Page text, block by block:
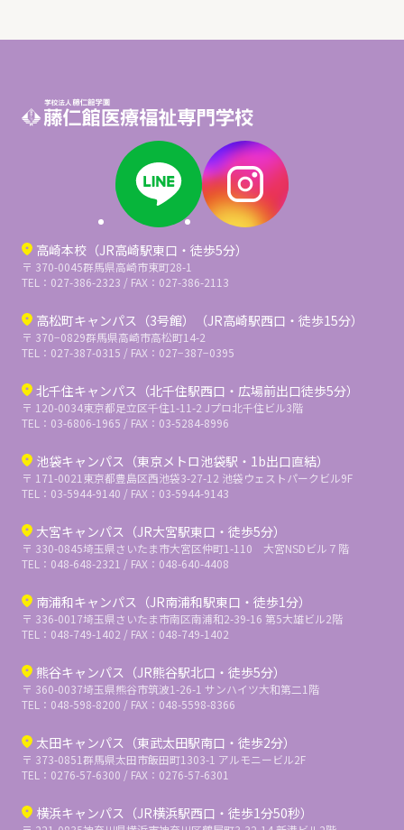
高崎本校（JR高崎駅東口・徒歩5分）
〒 370-0045群馬県高崎市東町28-1
TEL：027-386-2323 / FAX：027-386-2113
高松町キャンパス（3号館）（JR高崎駅西口・徒歩15分）
〒 370−0829群馬県高崎市高松町14-2
TEL：027-387-0315 / FAX：027−387−0395
北千住キャンパス（北千住駅西口・広場前出口徒歩5分）
〒 120-0034東京都足立区千住1-11-2 Jプロ北千住ビル3階
TEL：03-6806-1965 / FAX：03-5284-8996
池袋キャンパス（東京メトロ池袋駅・1b出口直結）
〒 171-0021 東京都豊島区西池袋3-27-12 池袋ウェストパークビル9F
TEL：03-5944-9140 / FAX：03-5944-9143
大宮キャンパス（JR大宮駅東口・徒歩5分）
〒 330-0845埼玉県さいたま市大宮区仲町1-110 大宮NSDビル７階
TEL：048-648-2321 / FAX：048-640-4408
南浦和キャンパス（JR南浦和駅東口・徒歩1分）
〒 336-0017埼玉県さいたま市南区南浦和2-39-16 第5大雄ビル2階
TEL：048-749-1402 / FAX：048-749-1402
熊谷キャンパス（JR熊谷駅北口・徒歩5分）
〒 360-0037埼玉県熊谷市筑波1-26-1 サンハイツ大和第二1階
TEL：048-598-8200 / FAX：048-5598-8366
太田キャンパス（東武太田駅南口・徒歩2分）
〒 373-0851群馬県太田市飯田町1303-1 アルモニービル2F
TEL：0276-57-6300 / FAX：0276-57-6301
横浜キャンパス（JR横浜駅西口・徒歩1分50秒）